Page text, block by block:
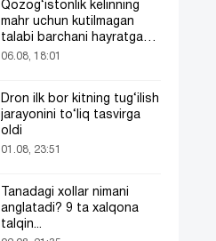
Qozog‘istonlik kelinning
mahr uchun kutilmagan
talabi barchani hayratga
soldi
06.08, 18:01
Dron ilk bor kitning tug‘ilish
jarayonini to‘liq tasvirga
oldi
01.08, 23:51
Tanadagi xollar nimani
anglatadi? 9 ta xalqona
talqin...